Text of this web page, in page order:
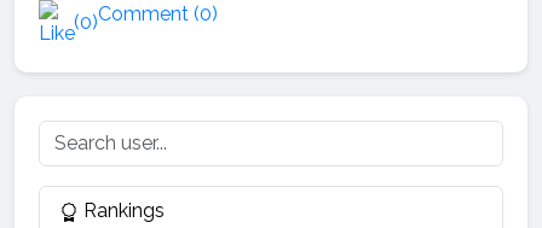
(0)Comment (0)
Rankings